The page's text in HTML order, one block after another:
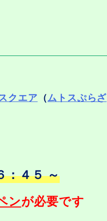
クエア （ムトスぷらざ
４５ ～
ンが必要です